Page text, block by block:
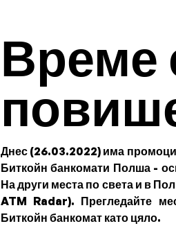
Време
Днес (26.03.2022) има
Биткойн банкомати Полша -
На други места по света и в
ATM Radar). Прегледайте
Биткойн банкомат като цяло.